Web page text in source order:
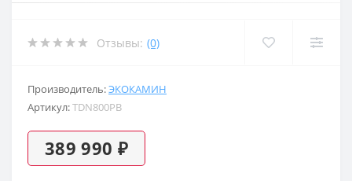
Отзывы: (0)
Производитель:ЭКОКАМИН
Артикул:TDN800PB
389 990 ₽